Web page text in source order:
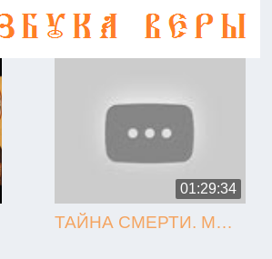
01:29:34
ТАЙНА СМЕРТИ. МЫТАРСТВА. ВОСКРЕСЕНИЕ (Олег Стеняев)